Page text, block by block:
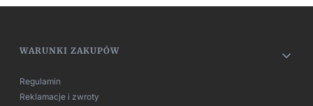
Linki w stopce
WARUNKI ZAKUPÓW
Regulamin
Reklamacje i zwroty